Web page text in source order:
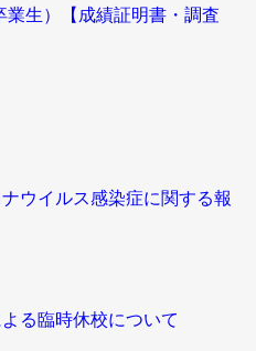
生）【成績証明書・調査
ウイルス感染症に関する報
る臨時休校について